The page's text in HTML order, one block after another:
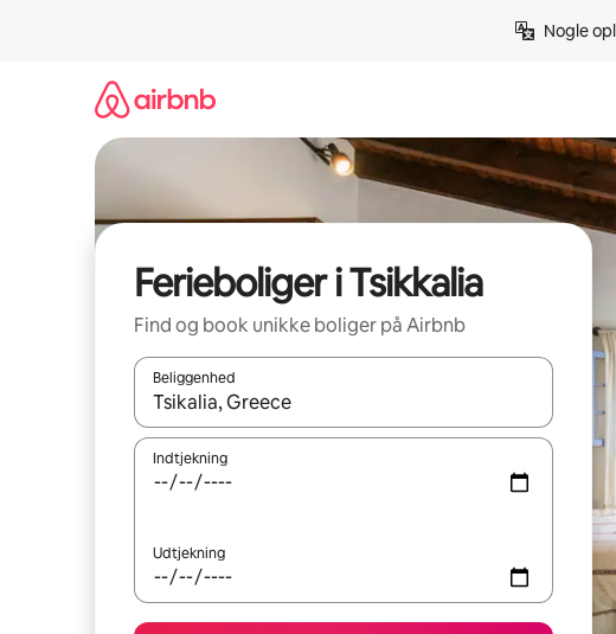
Nogle
Ferieboliger i Tsikkalia
Find og book unikke boliger på Airbnb
Beliggenhed
Når resultaterne er tilgængelige, skal du navigere med
Indtjekning
Udtjekning